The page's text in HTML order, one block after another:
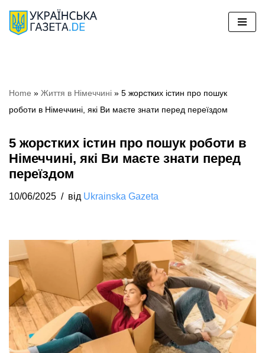
Перейти
Home » Життя в Німеччині » 5 жорстких істин про пошук
роботи в Німеччині, які Ви маєте знати перед переїздом
5 жорстких істин про пошук роботи в
Німеччині, які Ви маєте знати перед
переїздом
10/06/2025 від Ukrainska Gazeta